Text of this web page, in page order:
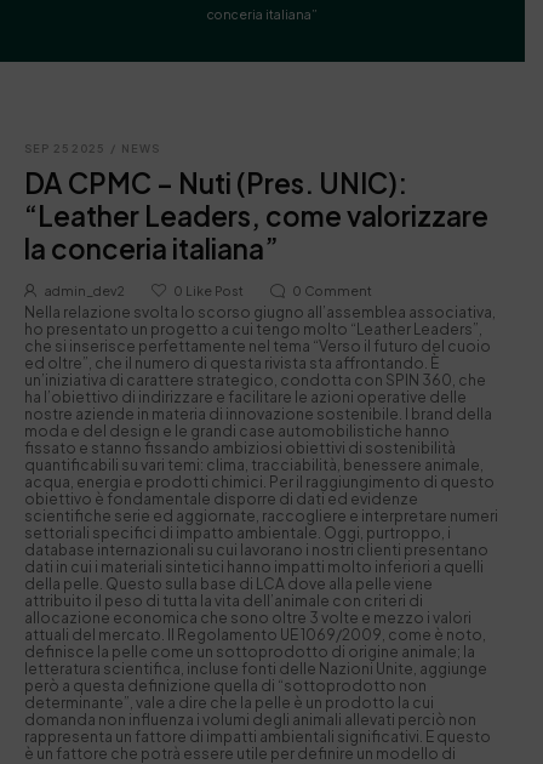
conceria italiana”
SEP 25 2025 / NEWS
DA CPMC – Nuti (Pres. UNIC):
“Leather Leaders, come valorizzare
la conceria italiana”
admin_dev2 0 Like Post 0 Comment
Nella relazione svolta lo scorso giugno all’assemblea associativa,
ho presentato un progetto a cui tengo molto “Leather Leaders”,
che si inserisce perfettamente nel tema “Verso il futuro del cuoio
ed oltre”, che il numero di questa rivista sta affrontando. È
un’iniziativa di carattere strategico, condotta con SPIN 360, che
ha l’obiettivo di indirizzare e facilitare le azioni operative delle
nostre aziende in materia di innovazione sostenibile. I brand della
moda e del design e le grandi case automobilistiche hanno
fissato e stanno fissando ambiziosi obiettivi di sostenibilità
quantificabili su vari temi: clima, tracciabilità, benessere animale,
acqua, energia e prodotti chimici. Per il raggiungimento di questo
obiettivo è fondamentale disporre di dati ed evidenze
scientifiche serie ed aggiornate, raccogliere e interpretare numeri
settoriali specifici di impatto ambientale. Oggi, purtroppo, i
database internazionali su cui lavorano i nostri clienti presentano
dati in cui i materiali sintetici hanno impatti molto inferiori a quelli
della pelle. Questo sulla base di LCA dove alla pelle viene
attribuito il peso di tutta la vita dell’animale con criteri di
allocazione economica che sono oltre 3 volte e mezzo i valori
attuali del mercato. Il Regolamento UE 1069/2009, come è noto,
definisce la pelle come un sottoprodotto di origine animale; la
letteratura scientifica, incluse fonti delle Nazioni Unite, aggiunge
però a questa definizione quella di “sottoprodotto non
determinante”, vale a dire che la pelle è un prodotto la cui
domanda non influenza i volumi degli animali allevati perciò non
rappresenta un fattore di impatti ambientali significativi. E questo
è un fattore che potrà essere utile per definire un modello di